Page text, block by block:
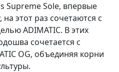
Supreme Sole, впервые
этот раз сочетаются с
ADIMATIC. В этих
сочетается с
OG, объединяя корни